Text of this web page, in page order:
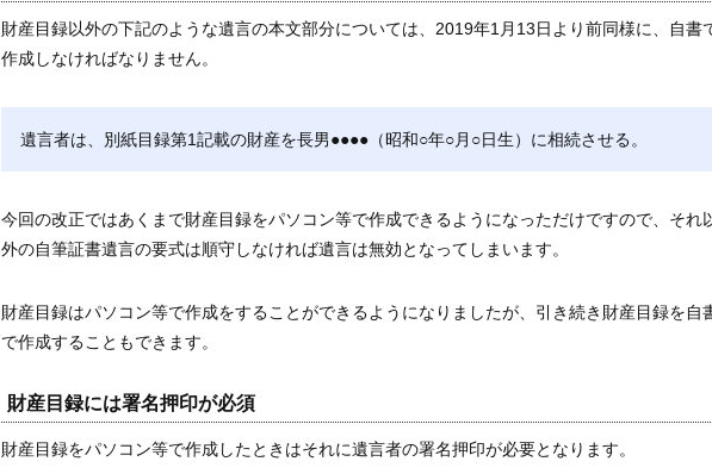
財産目録以外の下記のような遺言の本文部分については、2019年1月13日より前同様に、自書
作成しなければなりません。
遺言者は、別紙目録第1記載の財産を長男●●●●（昭和○年○月○日生）に相続させる。
今回の改正ではあくまで財産目録をパソコン等で作成できるようになっただけですので、それ
外の自筆証書遺言の要式は順守しなければ遺言は無効となってしまいます。
財産目録はパソコン等で作成をすることができるようになりましたが、引き続き財産目録を自
で作成することもできます。
財産目録には署名押印が必須
財産目録をパソコン等で作成したときはそれに遺言者の署名押印が必要となります。